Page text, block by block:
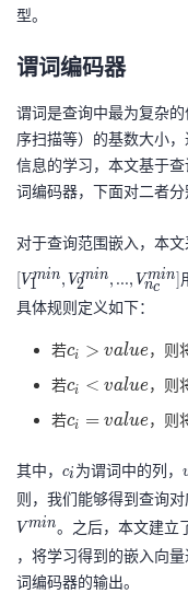
型。
谓词编码器
谓词是查询中最为复杂
序扫描等）的基数大小
信息的学习，本文基于
词编码器，下面对二者分
对于查询范围嵌入，本
V1min, V2min, ..., Vnc
min
具体规则定义如下：
若c_i >
ci > value，则
若c_i <
ci < value，则
若c_i =
ci = value，则
其中，
_
ci 为谓词中的列，
u
e
则，我们能够得到查询
V min。之后，本文建立
，将学习得到的嵌入向
词编码器的输出。